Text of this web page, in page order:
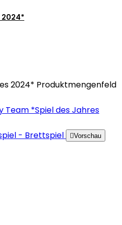
2024*
2024* Produktmengenfeld
Team *Spiel des Jahres
Vorschau